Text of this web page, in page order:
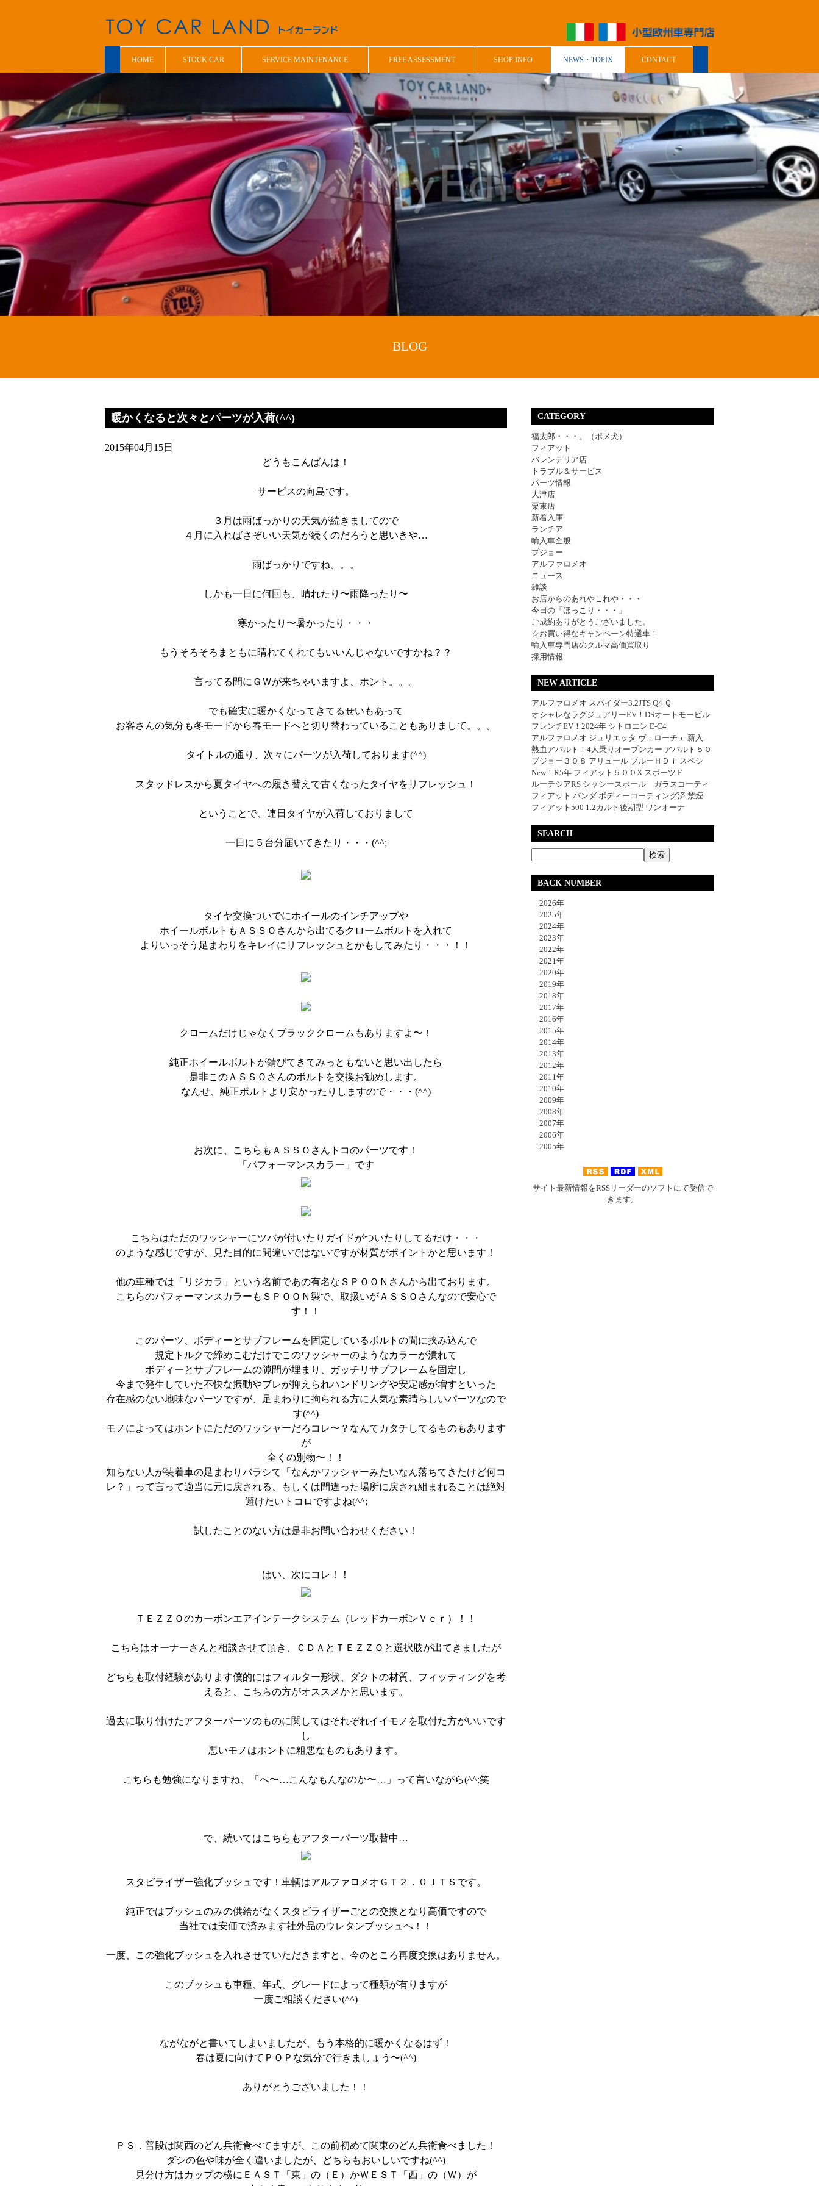
HOME STOCK CAR SERVICE MAINTENANCE FREE ASSESSMENT SHOP INFO NEWS・TOPIX CONTACT
BLOG
暖かくなると次々とパーツが入荷(^^)
2015年04月15日
どうもこんばんは！
サービスの向島です。
３月は雨ばっかりの天気が続きましてので
４月に入ればさぞいい天気が続くのだろうと思いきや…
雨ばっかりですね。。。
しかも一日に何回も、晴れたり〜雨降ったり〜
寒かったり〜暑かったり・・・
もうそろそろまともに晴れてくれてもいいんじゃないですかね？？
言ってる間にＧＷが来ちゃいますよ、ホント。。。
でも確実に暖かくなってきてるせいもあって
お客さんの気分も冬モードから春モードへと切り替わっていることもありまして。。。
タイトルの通り、次々にパーツが入荷しております(^^)
スタッドレスから夏タイヤへの履き替えで古くなったタイヤをリフレッシュ！
ということで、連日タイヤが入荷しておりまして
一日に５台分届いてきたり・・・(^^;
タイヤ交換ついでにホイールのインチアップや
ホイールボルトもＡＳＳＯさんから出てるクロームボルトを入れて
よりいっそう足まわりをキレイにリフレッシュとかもしてみたり・・・！！
クロームだけじゃなくブラッククロームもありますよ〜！
純正ホイールボルトが錆びてきてみっともないと思い出したら
是非このＡＳＳＯさんのボルトを交換お勧めします。
なんせ、純正ボルトより安かったりしますので・・・(^^)
お次に、こちらもＡＳＳＯさんトコのパーツです！
「パフォーマンスカラー」です
こちらはただのワッシャーにツバが付いたりガイドがついたりしてるだけ・・・
のような感じですが、見た目的に間違いではないですが材質がポイントかと思います！
他の車種では「リジカラ」という名前であの有名なＳＰＯＯＮさんから出ております。
こちらのパフォーマンスカラーもＳＰＯＯＮ製で、取扱いがＡＳＳＯさんなので安心で
す！！
このパーツ、ボディーとサブフレームを固定しているボルトの間に挟み込んで
規定トルクで締めこむだけでこのワッシャーのようなカラーが潰れて
ボディーとサブフレームの隙間が埋まり、ガッチリサブフレームを固定し
今まで発生していた不快な振動やブレが抑えられハンドリングや安定感が増すといった
存在感のない地味なパーツですが、足まわりに拘られる方に人気な素晴らしいパーツなので
す(^^)
モノによってはホントにただのワッシャーだろコレ〜？なんてカタチしてるものもあります
が
全くの別物〜！！
知らない人が装着車の足まわりバラシて「なんかワッシャーみたいなん落ちてきたけど何コ
レ？」って言って適当に元に戻される、もしくは間違った場所に戻され組まれることは絶対
避けたいトコロですよね(^^;
試したことのない方は是非お問い合わせください！
はい、次にコレ！！
ＴＥＺＺＯのカーボンエアインテークシステム（レッドカーボンＶｅｒ）！！
こちらはオーナーさんと相談させて頂き、ＣＤＡとＴＥＺＺＯと選択肢が出てきましたが
どちらも取付経験があります僕的にはフィルター形状、ダクトの材質、フィッティングを考
えると、こちらの方がオススメかと思います。
過去に取り付けたアフターパーツのものに関してはそれぞれイイモノを取付た方がいいです
し
悪いモノはホントに粗悪なものもあります。
こちらも勉強になりますね、「へ〜…こんなもんなのか〜…」って言いながら(^^;笑
で、続いてはこちらもアフターパーツ取替中…
スタビライザー強化ブッシュです！車輌はアルファロメオＧＴ２．０ＪＴＳです。
純正ではブッシュのみの供給がなくスタビライザーごとの交換となり高価ですので
当社では安価で済みます社外品のウレタンブッシュへ！！
一度、この強化ブッシュを入れさせていただきますと、今のところ再度交換はありません。
このブッシュも車種、年式、グレードによって種類が有りますが
一度ご相談ください(^^)
ながながと書いてしまいましたが、もう本格的に暖かくなるはず！
春は夏に向けてＰＯＰな気分で行きましょう〜(^^)
ありがとうございました！！
ＰＳ．普段は関西のどん兵衛食べてますが、この前初めて関東のどん兵衛食べました！
ダシの色や味が全く違いましたが、どちらもおいしいですね(^^)
見分け方はカップの横にＥＡＳＴ「東」の（Ｅ）かＷＥＳＴ「西」の（Ｗ）が
CATEGORY
福太郎・・・。（ポメ犬）
フィアット
バレンテリア店
トラブル＆サービス
パーツ情報
大津店
栗東店
新着入庫
ランチア
輸入車全般
プジョー
アルファロメオ
ニュース
雑談
お店からのあれやこれや・・・
今日の「ほっこり・・・」
ご成約ありがとうございました。
☆お買い得なキャンペーン特選車！
輸入車専門店のクルマ高価買取り
採用情報
NEW ARTICLE
アルファロメオ スパイダー3.2JTS Q4 Ｑ
オシャレなラグジュアリーEV！DSオートモービル
フレンチEV！2024年 シトロエン E-C4
アルファロメオ ジュリエッタ ヴェローチェ 新入
熱血アバルト！4人乗りオープンカー アバルト５０
プジョー３０８ アリュール ブルーＨＤｉ スペシ
New！R5年 フィアット５００X スポーツ F
ルーテシアRS シャシースポール ガラスコーティ
フィアット パンダ ボディーコーティング済 禁煙
フィアット500 1.2カルト後期型 ワンオーナ
SEARCH
BACK NUMBER
2026年
2025年
2024年
2023年
2022年
2021年
2020年
2019年
2018年
2017年
2016年
2015年
2014年
2013年
2012年
2011年
2010年
2009年
2008年
2007年
2006年
2005年
サイト最新情報をRSSリーダーのソフトにて受信で
きます。